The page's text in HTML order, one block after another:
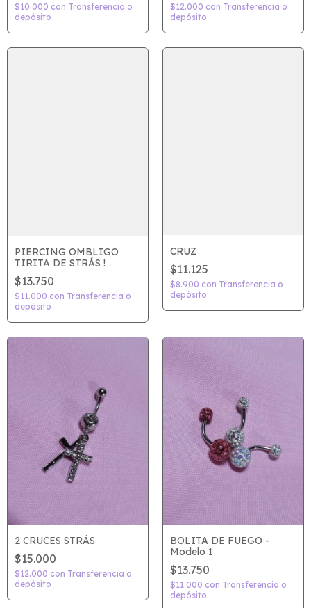
$10.000 con Transferencia o
depósito
$12.000 con Transferencia o
depósito
PIERCING OMBLIGO
TIRITA DE STRÁS !
$13.750
$11.000 con Transferencia o
depósito
CRUZ
$11.125
$8.900 con Transferencia o
depósito
2 CRUCES STRÁS
$15.000
$12.000 con Transferencia o
depósito
BOLITA DE FUEGO -
Modelo 1
$13.750
$11.000 con Transferencia o
depósito